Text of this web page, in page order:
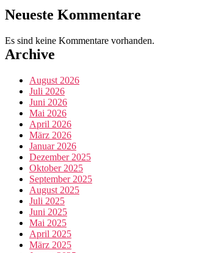
Neueste Kommentare
Es sind keine Kommentare vorhanden.
Archive
August 2026
Juli 2026
Juni 2026
Mai 2026
April 2026
März 2026
Januar 2026
Dezember 2025
Oktober 2025
September 2025
August 2025
Juli 2025
Juni 2025
Mai 2025
April 2025
März 2025